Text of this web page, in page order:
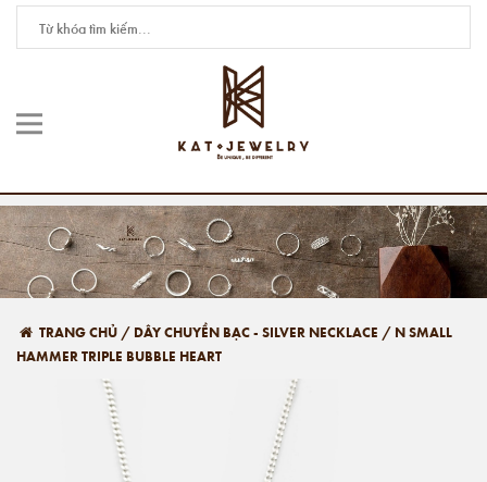
TRANG CHỦ / DÂY CHUYỀN BẠC - SILVER NECKLACE / N SMALL
HAMMER TRIPLE BUBBLE HEART